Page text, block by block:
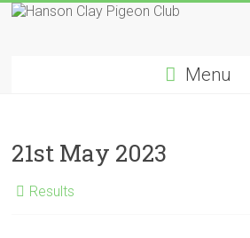
Skip
Club
Menu
21st May 2023
Results